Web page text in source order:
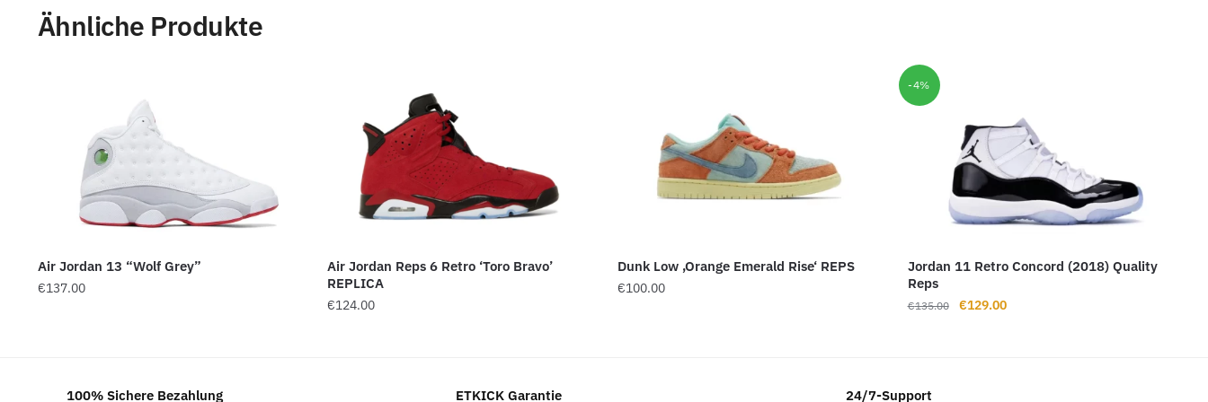
Ähnliche Produkte
Air Jordan 13 “Wolf Grey”
€137.00
Air Jordan Reps 6 Retro ‘Toro Bravo’
REPLICA
€124.00
Dunk Low ‚Orange Emerald Rise‘ REPS
€100.00
-4%
Jordan 11 Retro Concord (2018) Quality
Reps
€135.00
Ursprünglicher
€129.00Aktueller
100% Sichere Bezahlung ETKICK Garantie 24/7-Support